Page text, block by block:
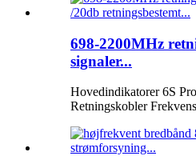
698-2200MHz
signaler...
Hovedindikatorer 6S
Retningskobler